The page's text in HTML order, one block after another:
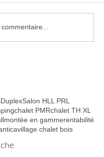
DuplexSalon HLL PRL
chalet PMRchalet TH XL
montée en gammerentabilité
village chalet bois